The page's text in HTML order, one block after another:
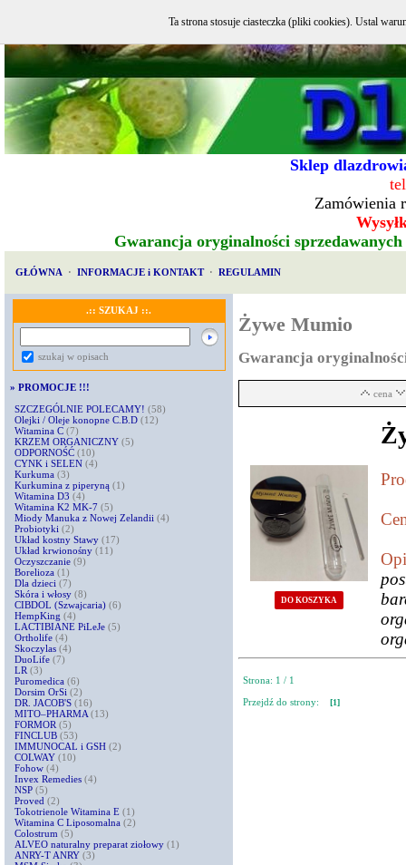
Sklep
Zamówienia
Gwarancja oryginalności
GŁÓWNA · INFORMACJE i KONTAKT · REGULAMIN
.:: SZUKAJ ::.
szukaj w opisach
» PROMOCJE !!!
SZCZEGÓLNIE POLECAMY! (58)
Olejki / Oleje konopne C.B.D (12)
Witamina C (7)
KRZEM ORGANICZNY (5)
ODPORNOŚĆ (10)
CYNK i SELEN (4)
Kurkuma (3)
Kurkumina z piperyną (1)
Witamina D3 (4)
Witamina K2 MK-7 (5)
Miody Manuka z Nowej Zelandii (4)
Probiotyki (2)
Układ kostny Stawy (17)
Układ krwionośny (11)
Oczyszczanie (9)
Borelioza (1)
Dla dzieci (7)
Skóra i włosy (8)
CIBDOL (Szwajcaria) (6)
HempKing (4)
LACTIBIANE PiLeJe (5)
Ortholife (4)
Skoczylas (4)
DuoLife (7)
LR (3)
Puromedica (6)
Dorsim OrSi (2)
DR. JACOB'S (16)
MITO–PHARMA (13)
FORMOR (5)
FINCLUB (53)
IMMUNOCAL i GSH (2)
COLWAY (10)
Fohow (4)
Invex Remedies (4)
NSP (5)
Proved (2)
Tokotrienole Witamina E (1)
Witamina C Liposomalna (2)
Colostrum (5)
ALVEO naturalny preparat ziołowy (1)
ANRY-T ANRY (3)
Żywe Mumio
Gwarancja
cena
DO KOSZYKA
Strona: 1 / 1
Przejdź do strony:
[1]
Ta strona stosuje ciasteczka (pliki cookies). Ustal